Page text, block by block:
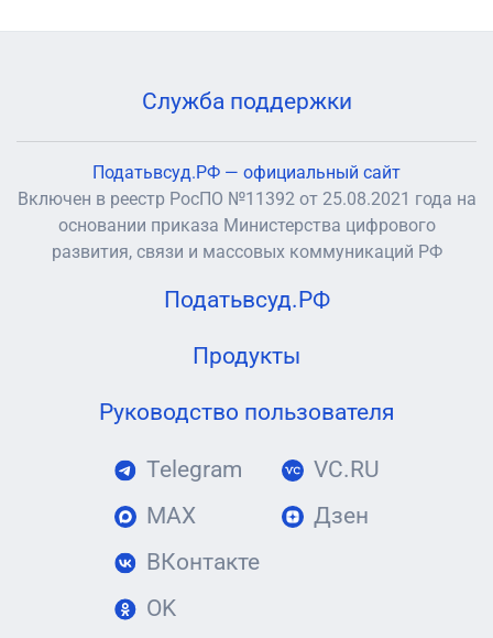
Служба поддержки
Податьвсуд.РФ — официальный сайт
Включен в реестр РосПО №11392 от 25.08.2021 года на
основании приказа Министерства цифрового
развития, связи и массовых коммуникаций РФ
Податьвсуд.РФ
Продукты
Руководство пользователя
Telegram
MAX
ВКонтакте
OK
VC.RU
Дзен